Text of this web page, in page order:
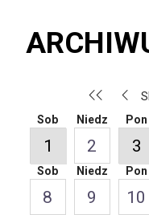
Sob
1
Niedz
2
Pon
3
Sob
8
Niedz
9
Pon
10